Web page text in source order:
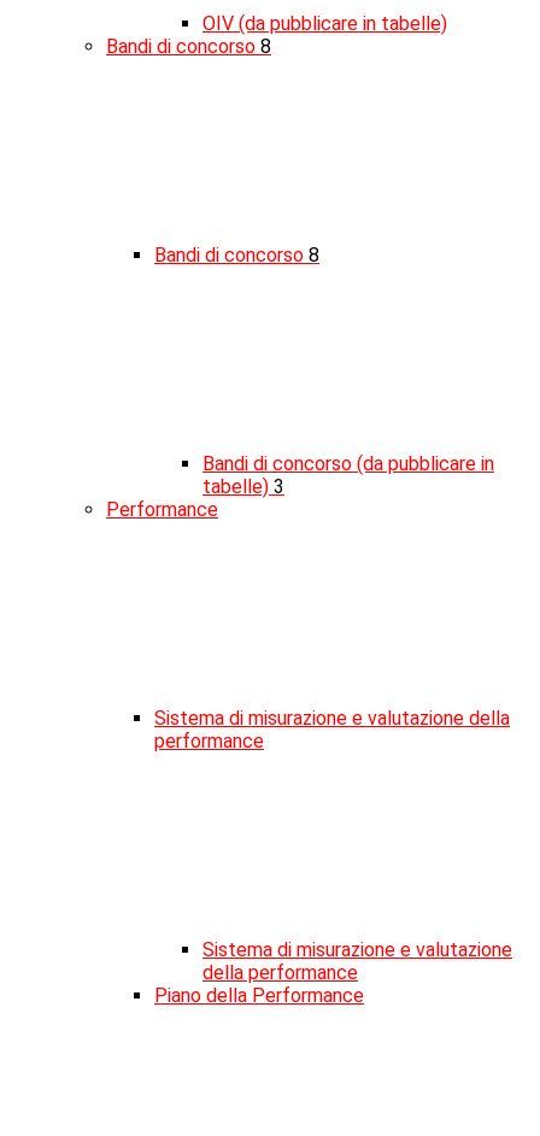
OIV (da pubblicare in tabelle)
Bandi di concorso 8
Bandi di concorso 8
Bandi di concorso (da pubblicare in
tabelle) 3
Performance
Sistema di misurazione e valutazione della
performance
Sistema di misurazione e valutazione
della performance
Piano della Performance